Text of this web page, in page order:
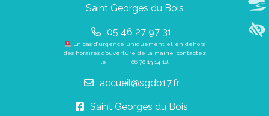
Saint Georges du Bois
05 46 27 97 31
En cas d’urgence uniquement et en dehors
des horaires d’ouverture de la mairie, contactez
le 06 70 13 14 18
accueil@sgdb17.fr
Saint Georges du Bois